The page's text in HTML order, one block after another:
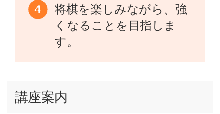
将棋を楽しみながら、強
くなることを目指しま
す。
講座案内